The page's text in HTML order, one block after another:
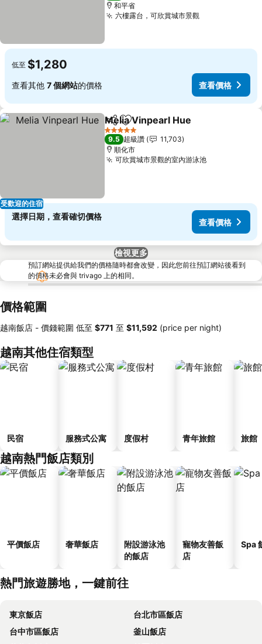
和平省
六樓露台，可欣賞城市景觀
低至 $1,280
查看其他 7 個網站的價格 查看價格
受歡迎的住宿
分享 加入我的最愛
Melia Vinpearl Hue
5 星級
9.5 超級讚
11,703
順化市
可欣賞城市景觀的室內游泳池
選擇日期，查看確切價格
查看價格
檢視更多
預訂網站提供給我們的價格隨時都會改變，因此您前往預訂網站後看到
的價格未必會與 trivago 上的相同。
價格範圍
越南飯店 - 價錢範圍 低至 ‎$771 至 ‎$11,592 (price per night)
越南其他住宿類型
民宿 服務式公寓 度假村 青年旅館 旅館
越南熱門飯店類別
平價飯店 奢華飯店
附設游泳池
的飯店
寵物友善飯
店
Spa
熱門旅遊勝地，一鍵前往
東京飯店
台北市區飯店
台中市區飯店
釜山飯店